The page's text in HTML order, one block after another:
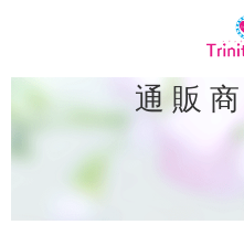
通販